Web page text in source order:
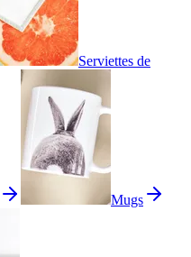
Serviettes de
Mugs